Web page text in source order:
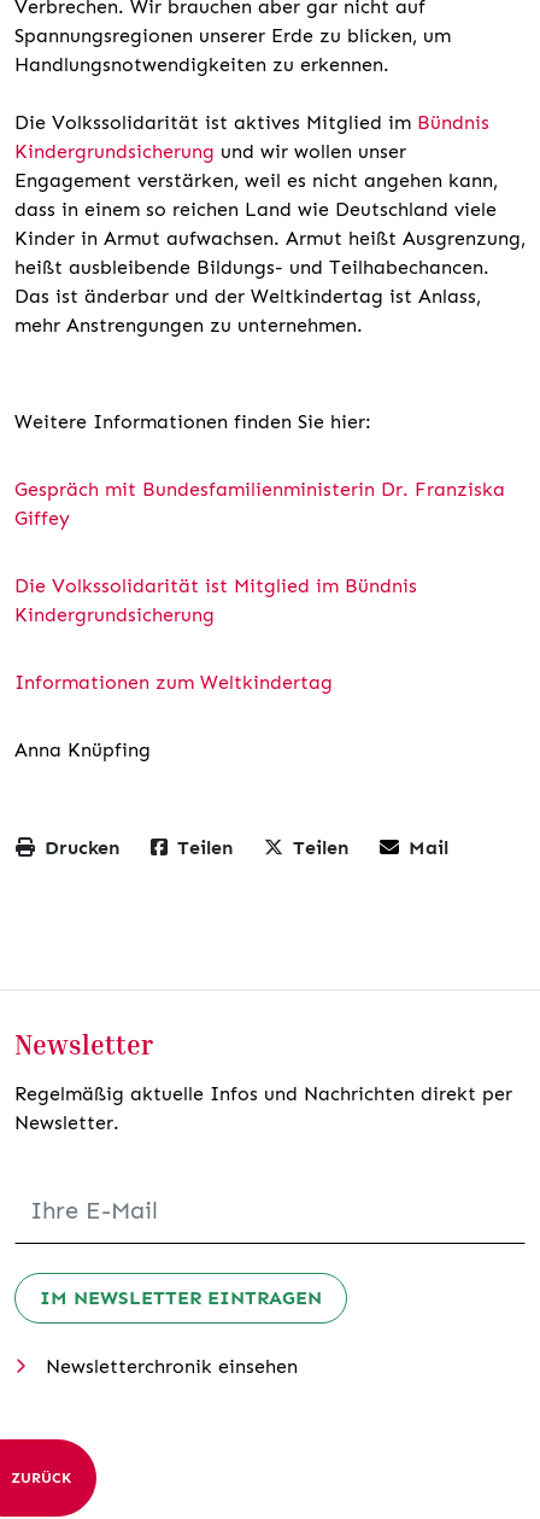
Verbrechen. Wir brauchen aber gar nicht auf
Spannungsregionen unserer Erde zu blicken, um
Handlungsnotwendigkeiten zu erkennen.
Die Volkssolidarität ist aktives Mitglied im Bündnis
Kindergrundsicherung und wir wollen unser
Engagement verstärken, weil es nicht angehen kann,
dass in einem so reichen Land wie Deutschland viele
Kinder in Armut aufwachsen. Armut heißt Ausgrenzung,
heißt ausbleibende Bildungs- und Teilhabechancen.
Das ist änderbar und der Weltkindertag ist Anlass,
mehr Anstrengungen zu unternehmen.
Weitere Informationen finden Sie hier:
Gespräch mit Bundesfamilienministerin Dr. Franziska
Giffey
Die Volkssolidarität ist Mitglied im Bündnis
Kindergrundsicherung
Informationen zum Weltkindertag
Anna Knüpfing
Drucken Teilen Teilen Mail
Newsletter
Regelmäßig aktuelle Infos und Nachrichten direkt per
Newsletter.
IM NEWSLETTER EINTRAGEN
Newsletterchronik einsehen
ZURÜCK